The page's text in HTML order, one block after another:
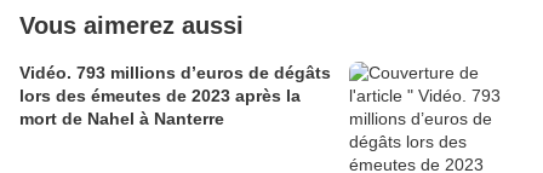
Vous aimerez aussi
Vidéo. 793 millions d’euros de dégâts
lors des émeutes de 2023 après la
mort de Nahel à Nanterre